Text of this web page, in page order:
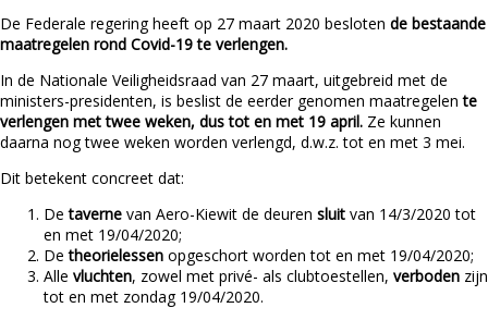
De Federale regering heeft op 27 maart 2020 besloten de bestaande
maatregelen rond Covid-19 te verlengen.
In de Nationale Veiligheidsraad van 27 maart, uitgebreid met de
ministers-presidenten, is beslist de eerder genomen maatregelente
verlengen met twee weken, dus tot en met 19 april. Ze kunnen
daarna nog twee weken worden verlengd, d.w.z. tot en met 3 mei.
Dit betekent concreet dat:
Detaverne van Aero-Kiewit de deuren sluit van 14/3/2020 tot
en met 19/04/2020;
Detheorielessen opgeschort worden tot en met 19/04/2020;
Alle vluchten, zowel met privé- als clubtoestellen, verboden zijn
tot en met zondag 19/04/2020.